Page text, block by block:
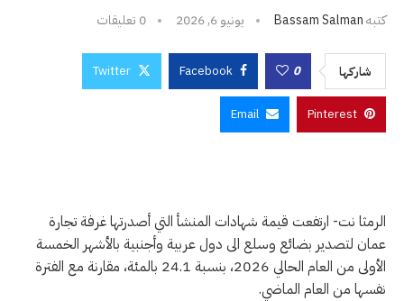
كتبهBassam Salman يونيو 6, 2026 0 تعليقات
شاركها 0
Facebook
Twitter
Pinterest
Email
الرمثا نت- ارتفعت قيمة شهادات المنشأ التي أصدرتها غرفة تجارة
عمان لتصدير بضائع وسلع الى دول عربية وأجنبية بالأشهر الخمسة
الأولى من العام الحالي 2026، بنسبة 24.1 بالمئة، مقارنة مع الفترة
نفسها من العام الماضي.